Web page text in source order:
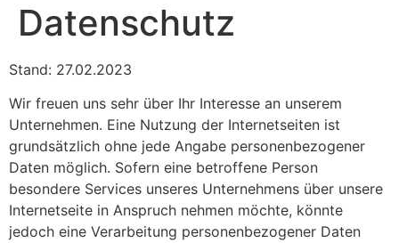
Datenschutz
Stand: 27.02.2023
Wir freuen uns sehr über Ihr Interesse an unserem
Unternehmen. Eine Nutzung der Internetseiten ist
grundsätzlich ohne jede Angabe personenbezogener
Daten möglich. Sofern eine betroffene Person
besondere Services unseres Unternehmens über unsere
Internetseite in Anspruch nehmen möchte, könnte
jedoch eine Verarbeitung personenbezogener Daten